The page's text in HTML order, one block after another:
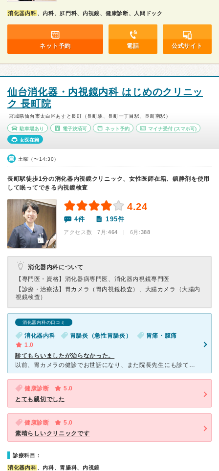
消化器内科 、内科、肛門科、内視鏡、健康診断、人間ドック
ネット予約 電話 公式サイト
仙台消化器・内視鏡内科 はじめのクリニッ
ク 長町院
宮城県仙台市太白区あすと長町（長町駅、長町一丁目駅、長町南駅）
駐車場あり 電子決済可 ネット予約 マイナ受付 (スマホ可)
女医在籍
土曜（〜14:30）
長町駅徒歩1分の消化器内視鏡クリニック、女性医師在籍、鎮静剤を使用
して眠ってできる内視鏡検査
4.24
4件 195件
アクセス数 7月:464 | 6月:388
消化器内科について
【専門医・資格】 消化器病専門医、消化器内視鏡専門医
【診療・治療法】 胃カメラ（胃内視鏡検査）、大腸カメラ（大腸内
視鏡検査）
消化器内科の口コミ
消化器内科 胃腸炎（急性胃腸炎）
胃痛・腹痛
1.0
診てもらいましたが治らなかった。
以前、胃カメラの健診でお世話になり、また院長先生にも診ていただき大変良かったので、今回もお世話になりたく伺いました。 強い腹痛とお腹の調子が悪く受診。前回からだいぶ時間も経っていたせいか、長町院
健康診断
5.0
とても親切でした
健康診断
5.0
素晴らしいクリニックです
診療科目：
消化器内科 、内科、胃腸科、内視鏡